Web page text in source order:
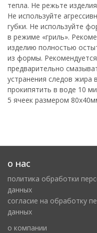
тепла. Не режьте
Не используйте
губки. Не используйте
в режиме «гриль».
изделию полностью
из формы.
предварительно
устранения следов
прокипятить в воде 10
5 ячеек размером
о нас
политика обработки
данных
cогласие на обработку
данных
о компании